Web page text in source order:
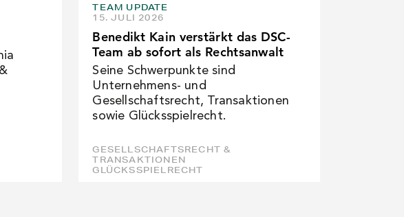
TEAM UPDATE
15. JULI 2026
Benedikt Kain verstärkt das DSC-
Team ab sofort als Rechtsanwalt
Seine Schwerpunkte sind
Unternehmens- und
Gesellschaftsrecht, Transaktionen
sowie Glücksspielrecht.
GESELLSCHAFTSRECHT &
TRANSAKTIONEN
GLÜCKSSPIELRECHT